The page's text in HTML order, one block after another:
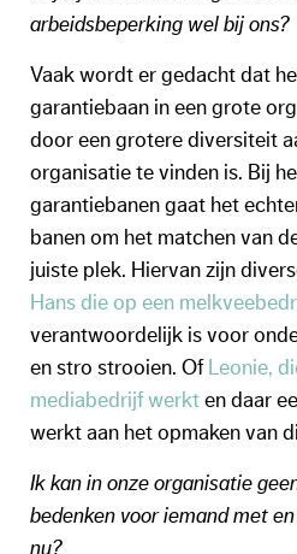
arbeidsbeperking wel bij ons?
Vaak wordt er gedacht dat
garantiebaan in een grote
door een grotere diversiteit
organisatie te vinden is. Bij
garantiebanen gaat het
banen om het matchen van
juiste plek. Hiervan zijn
Hans die op een
verantwoordelijk is voor
en stro strooien. Of
Leonie,
mediabedrijf werkt en daar
werkt aan het opmaken van
Ik kan in onze organisatie
bedenken voor iemand met
nu?